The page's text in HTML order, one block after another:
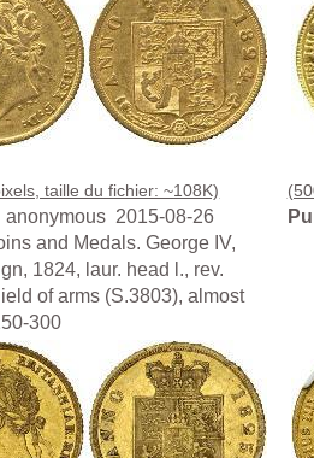
taille du fichier: ~108K)
anonymous 2015-08-26
and Medals. George IV,
1824, laur. head l., rev.
of arms (S.3803), almost
300